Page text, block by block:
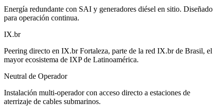
Energía redundante con SAI y generadores diésel en sitio. Diseñado
para operación continua.
IX.br
Peering directo en IX.br Fortaleza, parte de la red IX.br de Brasil, el
mayor ecosistema de IXP de Latinoamérica.
Neutral de Operador
Instalación multi-operador con acceso directo a estaciones de
aterrizaje de cables submarinos.